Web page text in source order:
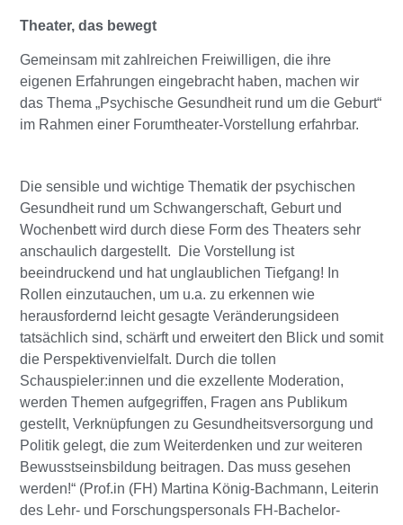
Theater, das bewegt
Gemeinsam mit zahlreichen Freiwilligen, die ihre
eigenen Erfahrungen eingebracht haben, machen wir
das Thema „Psychische Gesundheit rund um die Geburt“
im Rahmen einer Forumtheater-Vorstellung erfahrbar.
Die sensible und wichtige Thematik der psychischen
Gesundheit rund um Schwangerschaft, Geburt und
Wochenbett wird durch diese Form des Theaters sehr
anschaulich dargestellt. Die Vorstellung ist
beeindruckend und hat unglaublichen Tiefgang! In
Rollen einzutauchen, um u.a. zu erkennen wie
herausfordernd leicht gesagte Veränderungsideen
tatsächlich sind, schärft und erweitert den Blick und somit
die Perspektivenvielfalt. Durch die tollen
Schauspieler:innen und die exzellente Moderation,
werden Themen aufgegriffen, Fragen ans Publikum
gestellt, Verknüpfungen zu Gesundheitsversorgung und
Politik gelegt, die zum Weiterdenken und zur weiteren
Bewusstseinsbildung beitragen. Das muss gesehen
werden!“ (Prof.in (FH) Martina König-Bachmann, Leiterin
des Lehr- und Forschungspersonals FH-Bachelor-